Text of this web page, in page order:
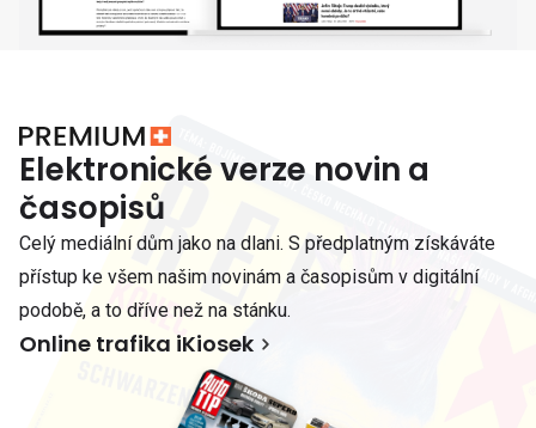
Elektronické verze novin a
časopisů
Celý mediální dům jako na dlani. S předplatným získáváte
přístup ke všem našim novinám a časopisům v digitální
podobě, a to dříve než na stánku.
Online trafika iKiosek